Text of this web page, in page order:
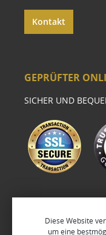
Kontakt
GEPRÜFTER
SICHER UND
Diese Website
um eine